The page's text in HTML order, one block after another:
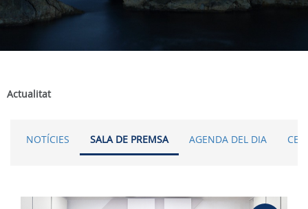
Actualitat
NOTÍCIES SALA DE PREMSA AGENDA DEL DIA